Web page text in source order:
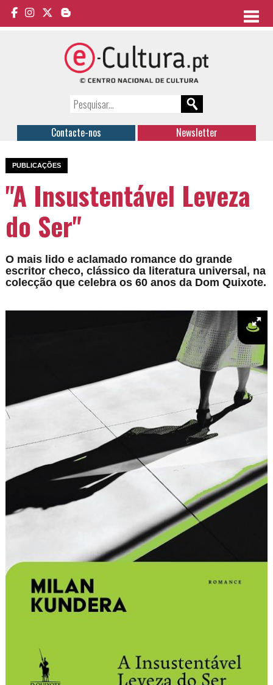
Contacte-nos Newsletter
PUBLICAÇÕES
"A Insustentável Leveza
do Ser"
O mais lido e aclamado romance do grande
escritor checo, clássico da literatura universal, na
colecção que celebra os 60 anos da Dom Quixote.